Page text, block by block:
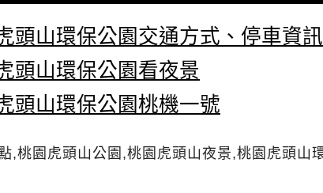
頭山環保公園交通方式、停車資訊
頭山環保公園看夜景
頭山環保公園桃機一號